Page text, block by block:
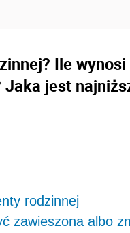
Ile
jest
rodzinnej
zawieszona albo